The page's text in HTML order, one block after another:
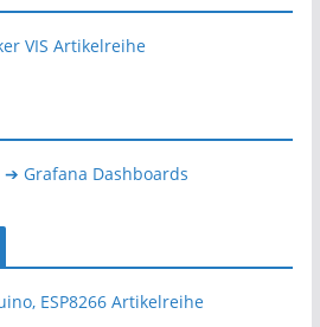
VIS Artikelreihe
➔ Grafana Dashboards
ESP8266 Artikelreihe